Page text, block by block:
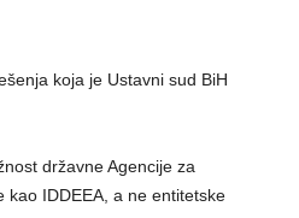
koja je Ustavni sud BiH
državne Agencije za
kao IDDEEA, a ne entitetske